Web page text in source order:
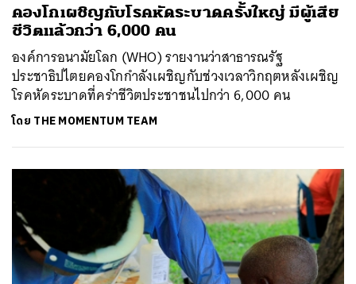
คองโกเผชิญกับโรคหัดระบาดครั้งใหญ่ มีผู้เสีย
ชีวิตแล้วกว่า 6,000 คน
องค์การอนามัยโลก (WHO) รายงานว่าสาธารณรัฐ
ประชาธิปไตยคองโกกำลังเผชิญกับช่วงเวลาวิกฤตหลังเผชิญ
โรคหัดระบาดที่คร่าชีวิตประชาชนไปกว่า 6,000 คน
โดย THE MOMENTUM TEAM